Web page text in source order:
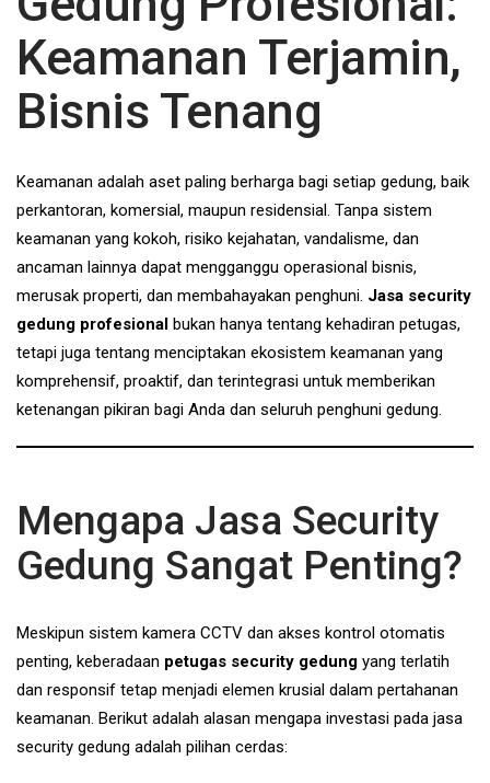
Keamanan Terjamin,
Bisnis Tenang
Keamanan adalah aset paling berharga bagi setiap gedung, baik
perkantoran, komersial, maupun residensial. Tanpa sistem
keamanan yang kokoh, risiko kejahatan, vandalisme, dan
ancaman lainnya dapat mengganggu operasional bisnis,
merusak properti, dan membahayakan penghuni. Jasa security
gedung profesional bukan hanya tentang kehadiran petugas,
tetapi juga tentang menciptakan ekosistem keamanan yang
komprehensif, proaktif, dan terintegrasi untuk memberikan
ketenangan pikiran bagi Anda dan seluruh penghuni gedung.
Mengapa Jasa Security
Gedung Sangat Penting?
Meskipun sistem kamera CCTV dan akses kontrol otomatis
penting, keberadaan petugas security gedung yang terlatih
dan responsif tetap menjadi elemen krusial dalam pertahanan
keamanan. Berikut adalah alasan mengapa investasi pada jasa
security gedung adalah pilihan cerdas: